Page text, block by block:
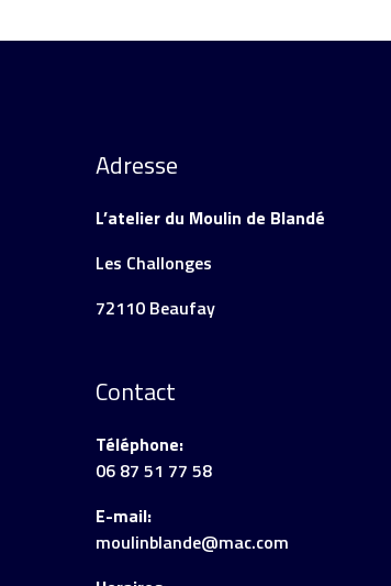
Adresse
L’atelier du Moulin de Blandé
Les Challonges
72110 Beaufay
Contact
Téléphone:
06 87 51 77 58
E-mail:
moulinblande@mac.com